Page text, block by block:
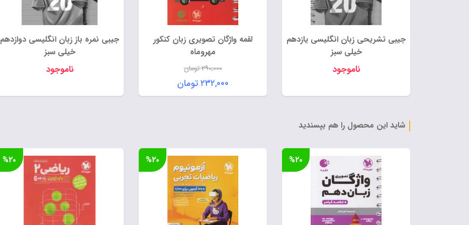
جیبی تشریحی زبان انگلیسی یازدهم
خیلی سبز
ناموجود
لقمه واژگان تصویری زبان کنکور
مهروماه
۲۹۰,۰۰۰تومان
قیمت
اصلی:
۲۳۲,۰۰۰تومان
قیمت
جیبی نمره باز زبان انگلیسی دوازدهم
خیلی سبز
ناموجود
شاید این محصول را هم بپسندید
%۲۰ %۲۰ %۲۰